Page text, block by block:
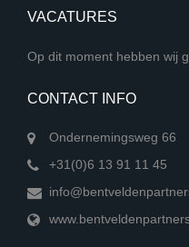
VACATURES
Op dit moment hebben wij
CONTACT INFO
Ondernemingsweg 66
+31(0)6 13 91 11 45